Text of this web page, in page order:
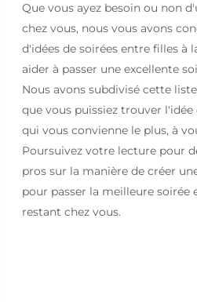
Que vous ayez besoin ou non
chez vous, nous vous avons
d'idées de soirées entre filles à
aider à passer une excellente
Nous avons subdivisé cette
que vous puissiez trouver l'idée
qui vous convienne le plus, à
Poursuivez votre lecture pour
pros sur la manière de créer
pour passer la meilleure soirée
restant chez vous.